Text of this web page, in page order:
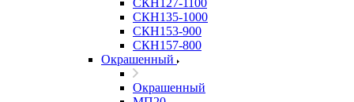
СКН127-1100
СКН135-1000
СКН153-900
СКН157-800
Окрашенный
Окрашенный